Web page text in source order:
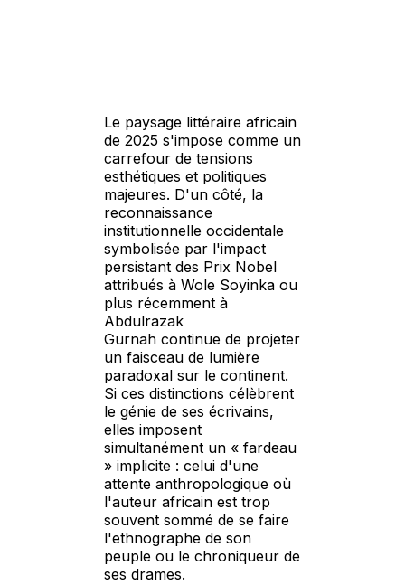
Le paysage littéraire africain
de 2025 s'impose comme un
carrefour de tensions
esthétiques et politiques
majeures. D'un côté, la
reconnaissance
institutionnelle occidentale
symbolisée par l'impact
persistant des Prix Nobel
attribués à Wole Soyinka ou
plus récemment à
Abdulrazak
Gurnah continue de projeter
un faisceau de lumière
paradoxal sur le continent.
Si ces distinctions célèbrent
le génie de ses écrivains,
elles imposent
simultanément un « fardeau
» implicite : celui d'une
attente anthropologique où
l'auteur africain est trop
souvent sommé de se faire
l'ethnographe de son
peuple ou le chroniqueur de
ses drames.